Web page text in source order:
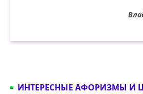
ИНТЕРЕСНЫЕ АФОРИЗМЫ И